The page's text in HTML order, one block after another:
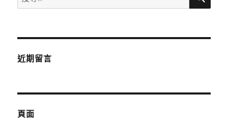
尋
鍵
近期留言
頁面